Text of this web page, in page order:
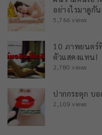
อย่างไรมาดูกัน
5,766 views
10 ภาพยนตร์
ตัวแสดงแทน!
2,780 views
ปากกระตุก บอ
2,109 views